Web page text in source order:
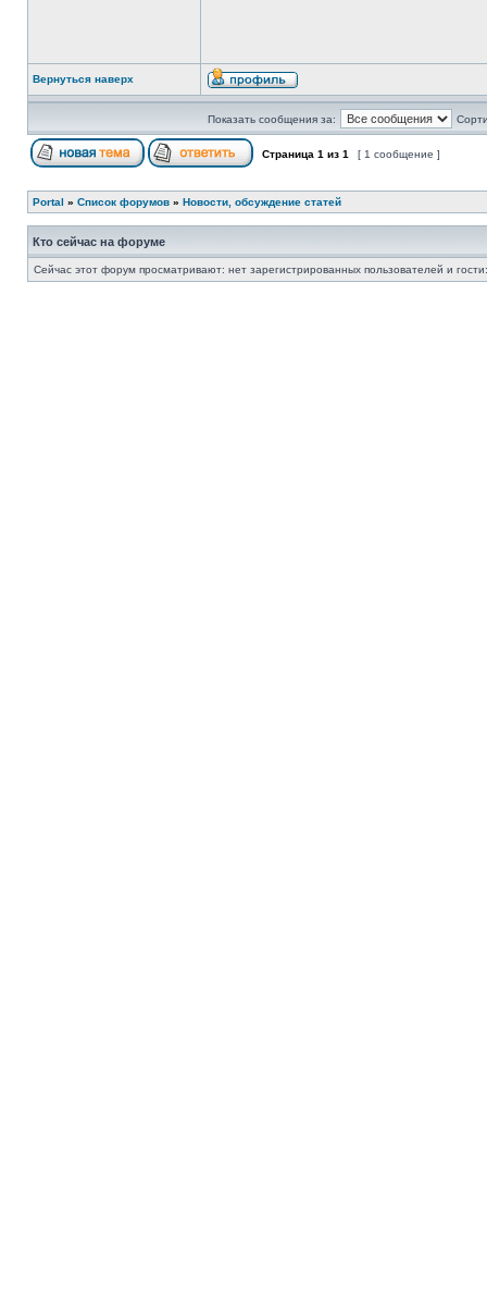
Вернуться наверх
Показать сообщения за:
Страница 1 из 1 [ 1 сообщение ]
Portal » Список форумов » Новости, обсуждение статей
Кто сейчас на форуме
Сейчас этот форум просматривают: нет зарегистрированных пользователей и